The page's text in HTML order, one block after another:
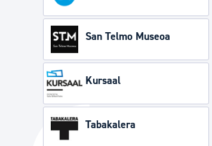
San Telmo Museoa
Kursaal
Tabakalera